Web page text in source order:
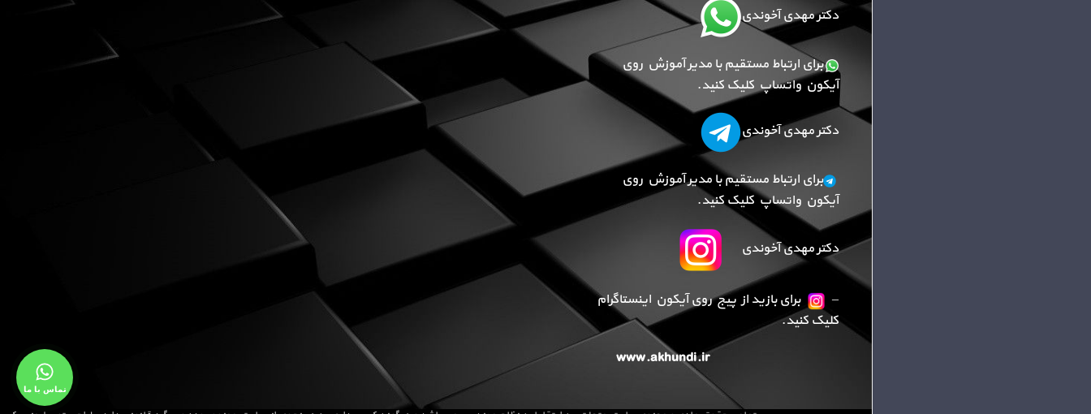
دکتر مهدی آخوندی
برای ارتباط مستقیم با مدیر آموزش روی
آیکون واتساپ کلیک کنید.
دکتر مهدی آخوندی
برای ارتباط مستقیم با مدیر آموزش روی
آیکون واتساپ کلیک کنید.
دکتر مهدی آخوندی
–
برای بازید از پیج روی آیکون اینستاگرام
کلیک کنید.
www.akhundi.ir
تماس با ما